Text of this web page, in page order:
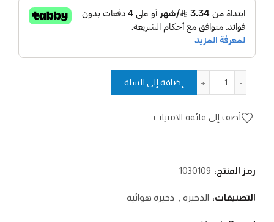
إضافة إلى السلة
أضف إلى قائمة الامنيات
رمز المنتج: 1030109
التصنيفات: الذخيرة ذخيرة هوائية